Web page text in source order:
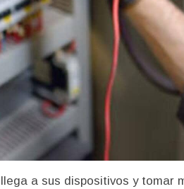
a sus dispositivos y tomar